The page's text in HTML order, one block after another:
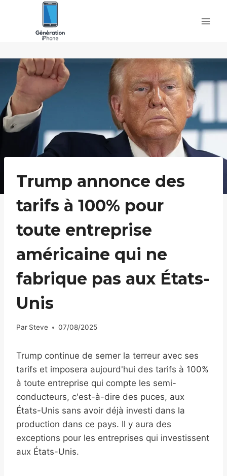
Trump annonce des
tarifs à 100% pour
toute entreprise
américaine qui ne
fabrique pas aux États-
Unis
Par Steve 07/08/2025
Trump continue de semer la terreur avec ses
tarifs et imposera aujourd'hui des tarifs à 100%
à toute entreprise qui compte les semi-
conducteurs, c'est-à-dire des puces, aux
États-Unis sans avoir déjà investi dans la
production dans ce pays. Il y aura des
exceptions pour les entreprises qui investissent
aux États-Unis.